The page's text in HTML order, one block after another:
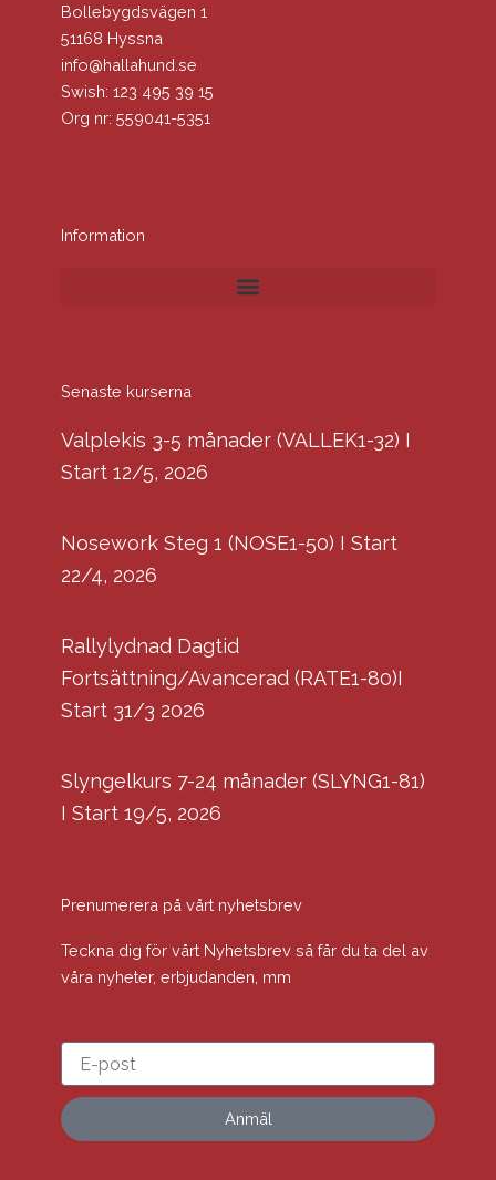
Bollebygdsvägen 1
51168 Hyssna
info@hallahund.se
Swish: 123 495 39 15
Org nr: 559041-5351
Information
Senaste kurserna
Valplekis 3-5 månader (VALLEK1-32) I
Start 12/5, 2026
Nosework Steg 1 (NOSE1-50) I Start
22/4, 2026
Rallylydnad Dagtid
Fortsättning/Avancerad (RATE1-80)I
Start 31/3 2026
Slyngelkurs 7-24 månader (SLYNG1-81)
I Start 19/5, 2026
Prenumerera på vårt nyhetsbrev
Teckna dig för vårt Nyhetsbrev så får du ta del av
våra nyheter, erbjudanden, mm
Anmäl